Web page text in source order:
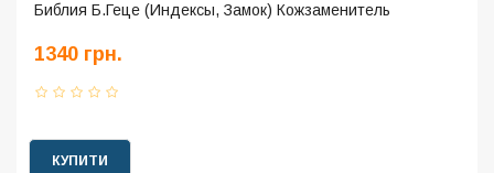
Библия Б.Геце (Индексы, Замок) Кожзаменитель
1340 грн.
КУПИТИ